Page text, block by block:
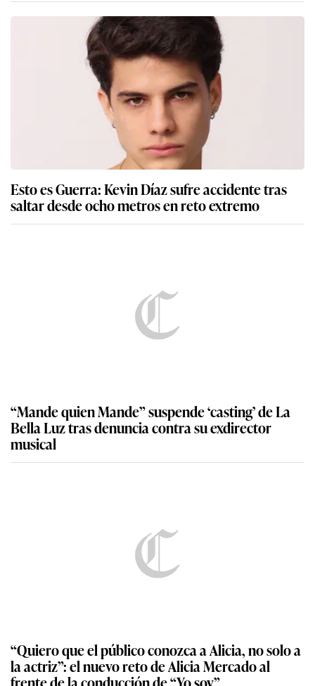
Esto es Guerra: Kevin Díaz sufre accidente tras
saltar desde ocho metros en reto extremo
“Mande quien Mande” suspende ‘casting’ de La
Bella Luz tras denuncia contra su exdirector
musical
“Quiero que el público conozca a Alicia, no solo a
la actriz”: el nuevo reto de Alicia Mercado al